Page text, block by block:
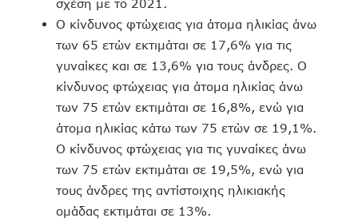
σχέση με το 2021.
Ο κίνδυνος φτώχειας για άτομα ηλικίας άνω
των 65 ετών εκτιμάται σε 17,6% για τις
γυναίκες και σε 13,6% για τους άνδρες. Ο
κίνδυνος φτώχειας για άτομα ηλικίας άνω
των 75 ετών εκτιμάται σε 16,8%, ενώ για
άτομα ηλικίας κάτω των 75 ετών σε 19,1%.
Ο κίνδυνος φτώχειας για τις γυναίκες άνω
των 75 ετών εκτιμάται σε 19,5%, ενώ για
τους άνδρες της αντίστοιχης ηλικιακής
ομάδας εκτιμάται σε 13%.